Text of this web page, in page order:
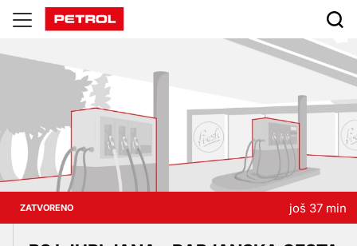
Prodajna
mjesta
ZATVORENO još 37 min